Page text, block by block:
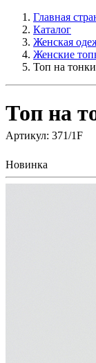
Главная
Каталог
Женская
Женские
Топ на
Топ на
Артикул: 371/1F
Новинка